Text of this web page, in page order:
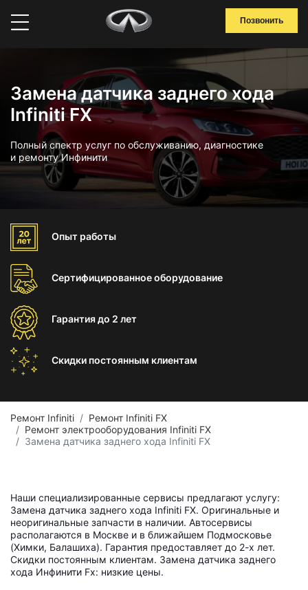
Позвонить
Замена датчика заднего хода
Infiniti FX
Полный спектр услуг по обслуживанию, диагностике
и ремонту Инфинити
Опыт работы
Сертифицированноеоборудование
Гарантиядо 2 лет
Скидки постоянным клиентам
Ремонт Infiniti
Ремонт Infiniti FX
Ремонт электрооборудования Infiniti FX
Замена датчика заднего хода Infiniti FX
Наши специализированные сервисы предлагают услугу:
Замена датчика заднего хода Infiniti FX. Оригинальные и
неоригинальные запчасти в наличии. Автосервисы
располагаются в Москве и в ближайшем Подмосковье
(Химки, Балашиха). Гарантия предоставляет до 2-х лет.
Скидки постоянным клиентам. Замена датчика заднего
хода Инфинити Fx: низкие цены.